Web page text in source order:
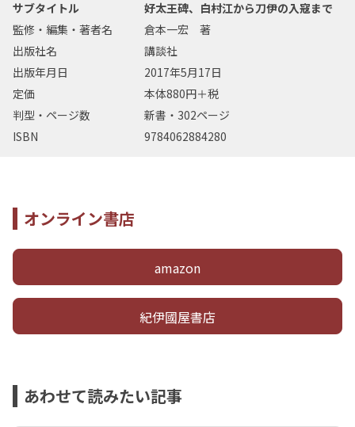
サブタイトル
好太王碑、白村江から刀伊の入寇まで
監修・編集・著者名
倉本一宏 著
出版社名
講談社
出版年月日
2017年5月17日
定価
本体880円＋税
判型・ページ数
新書・302ページ
ISBN
9784062884280
オンライン書店
amazon
紀伊國屋書店
あわせて読みたい記事